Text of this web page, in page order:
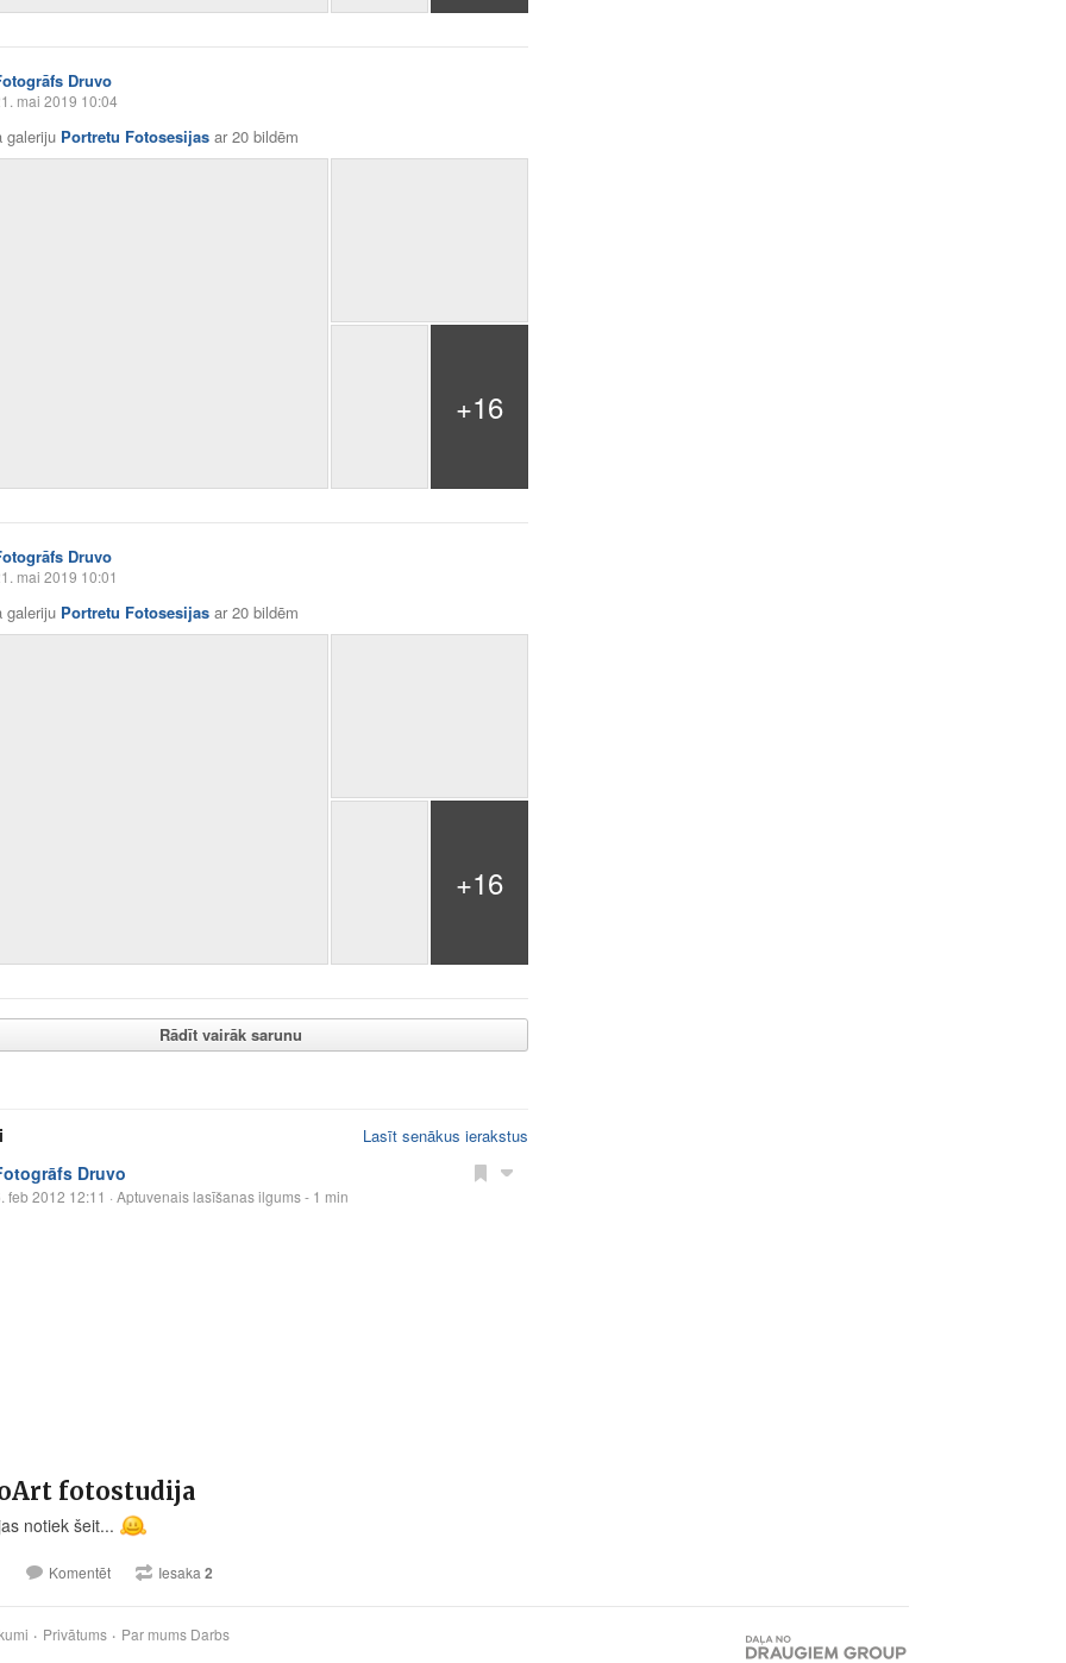
Druvo
mai 2019 10:04
galeriju Portretu Fotosesijas ar20 bildēm
+16
Druvo
mai 2019 10:01
galeriju Portretu Fotosesijas ar20 bildēm
+16
Rādīt vairāk sarunu
Lasīt senākus ierakstus
Druvo
feb 2012 12:11 · Aptuvenais lasīšanas ilgums - 1 min
fotostudija
notiek šeit...
Komentēt Iesaka 2
Privātums Par mums Darbs